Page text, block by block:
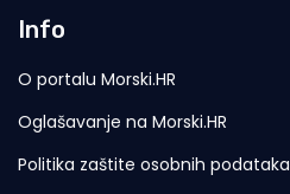
Info
O portalu Morski.HR
Oglašavanje na Morski.HR
Politika zaštite osobnih podataka